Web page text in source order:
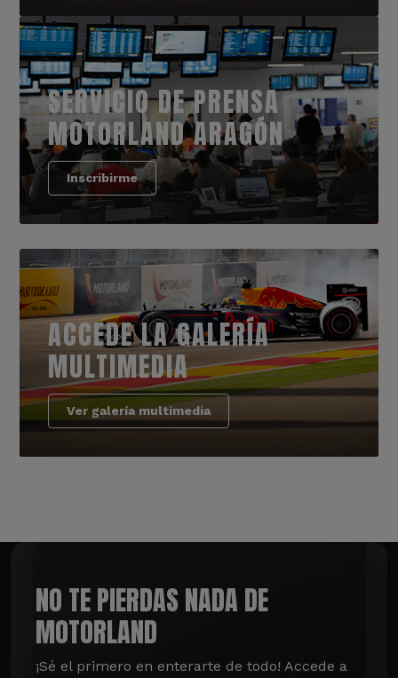
SERVICIO DE PRENSA
MOTORLAND ARAGÓN
Inscribirme
ACCEDE LA GALERÍA
MULTIMEDIA
Ver galería multimedia
NO TE PIERDAS NADA DE
MOTORLAND
¡Sé el primero en enterarte de todo! Accede a